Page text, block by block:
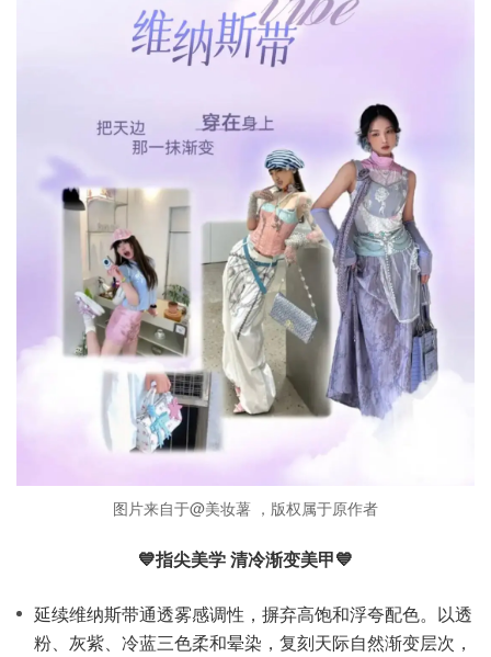
图片来自于@美妆薯 ，版权属于原作者
💙指尖美学 清冷渐变美甲💙
延续维纳斯带通透雾感调性，摒弃高饱和浮夸配色。以透
粉、灰紫、冷蓝三色柔和晕染，复刻天际自然渐变层次，